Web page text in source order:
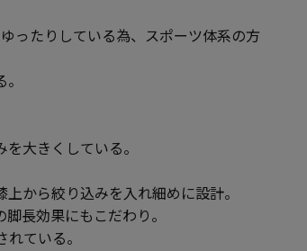
ゆったりしている為、スポーツ体系の方
大きくしている。
から絞り込みを入れ細めに設計。
長効果にもこだわり。
ている。